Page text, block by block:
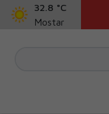
32.8 °C
Mostar